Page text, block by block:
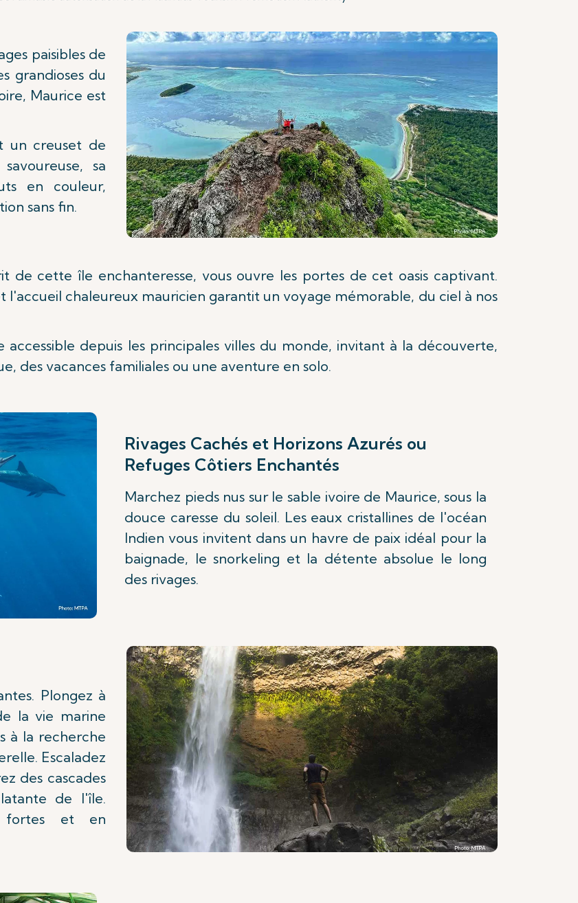
paisibles de
grandioses du
Maurice est
un creuset de
sa
en couleur,
sans fin.
de cette île enchanteresse, vous ouvre les portes de cet oasis captivant.
chaleureux mauricien garantit un voyage mémorable, du ciel à nos
depuis les principales villes du monde, invitant à la découverte,
des vacances familiales ou une aventure en solo.
Rivages Cachés et Horizons Azurés ou
Refuges Côtiers Enchantés
Marchez pieds nus sur le sable ivoire de Maurice, sous la
douce caresse du soleil. Les eaux cristallines de l'océan
Indien vous invitent dans un havre de paix idéal pour la
baignade, le snorkeling et la détente absolue le long
des rivages.
Plongez à
la vie marine
à la recherche
Escaladez
des cascades
de l'île.
fortes et en